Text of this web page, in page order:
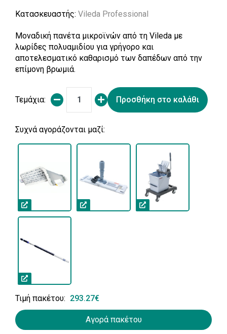
Κατασκευαστής: Vileda Professional
Μοναδική πανέτα μικροϊνών από τη Vileda με
λωρίδες πολυαμιδίου για γρήγορο και
αποτελεσματικό καθαρισμό των δαπέδων από την
επίμονη βρωμιά.
Τεμάχια: Προσθήκη στο καλάθι
Συχνά αγοράζονται μαζί:
Τιμή πακέτου: 293.27€
Αγορά πακέτου